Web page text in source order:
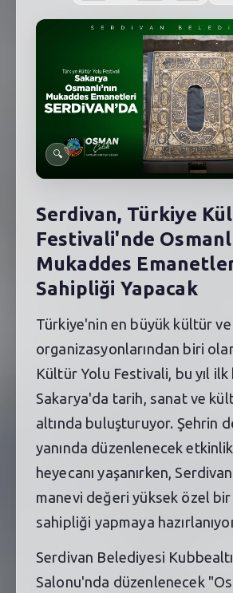
🔍
Serdivan, Türkiye
Festivali'nde
Mukaddes
Sahipliği Yapacak
Türkiye'nin en büyük kültür
organizasyonlarından biri
Kültür Yolu Festivali, bu yıl ilk
Sakarya'da tarih, sanat ve
altında buluşturuyor. Şehrin
yanında düzenlenecek
heyecanı yaşanırken,
manevi değeri yüksek özel
sahipliği yapmaya
Serdivan Belediyesi
Salonu'nda düzenlenecek
SEBİK
NÖBETÇI
SABSIS - AFET
TRAFIKPARK
KÜREK
PAZAR YERLERI
ATIK YÖNETIM
PLANETARYUM